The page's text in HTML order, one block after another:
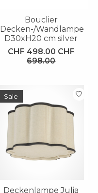
Bouclier
Decken-/Wandlampe
D30xH20 cm silver
CHF 498.00 CHF
698.00
Sale
Deckenlampe Julia